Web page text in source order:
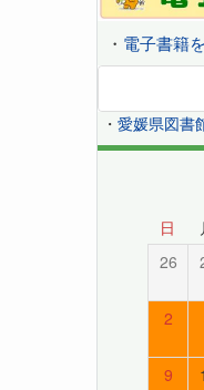
・ 電子書籍
・ 愛媛県図書
日
26
2
9